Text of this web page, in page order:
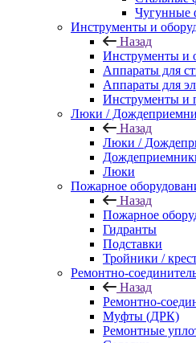
Чугунные
Инструменты и
Назад
Инструменты и
Аппараты для
Аппараты для
Инструменты и
Люки /
Назад
Люки /
Люки
Пожарное
Назад
Пожарное
Гидранты
Подставки
Тройники /
Ремонтно-
Назад
Ремонтно-
Муфты (ДРК)
Ремонтные